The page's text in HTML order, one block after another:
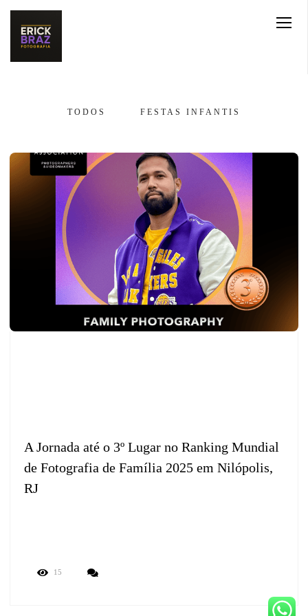
TODOS FESTAS INFANTIS
A Jornada até o 3º Lugar no Ranking Mundial
de Fotografia de Família 2025 em Nilópolis,
RJ
15